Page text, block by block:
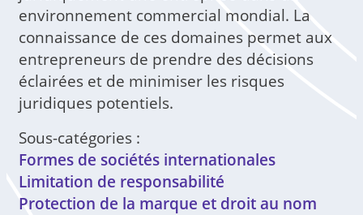
environnement commercial mondial. La
connaissance de ces domaines permet aux
entrepreneurs de prendre des décisions
éclairées et de minimiser les risques
juridiques potentiels.
Sous-catégories :
Formes de sociétés internationales
Limitation de responsabilité
Protection de la marque et droit au nom